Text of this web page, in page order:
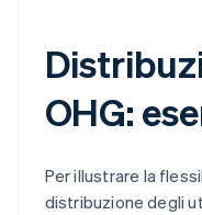
OHG:
Per illustrare la
distribuzione degli